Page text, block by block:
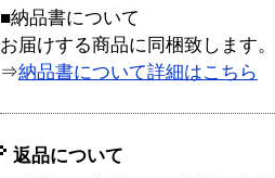
■納品書について
お届けする商品に同梱致します。
⇒納品書について詳細はこちら
返品について